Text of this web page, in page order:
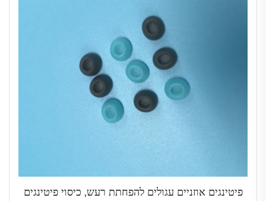
פיטינגים אוזניים עגולים להפחתת רעש, כיסוי פיטינגים